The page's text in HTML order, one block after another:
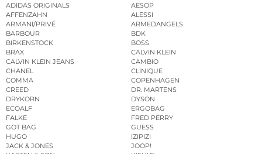
ADIDAS ORIGINALS
AESOP
AFFENZAHN
ALESSI
ARMANI/PRIVÉ
ARMEDANGELS
BARBOUR
BDK
BIRKENSTOCK
BOSS
BRAX
CALVIN KLEIN
CALVIN KLEIN JEANS
CAMBIO
CHANEL
CLINIQUE
COMMA
COPENHAGEN
CREED
DR. MARTENS
DRYKORN
DYSON
ECOALF
ERGOBAG
FALKE
FRED PERRY
GOT BAG
GUESS
HUGO
IZIPIZI
JACK & JONES
JOOP!